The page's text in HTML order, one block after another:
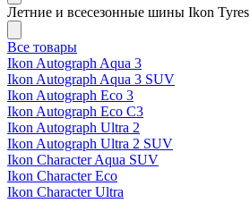
Летние и всесезонные шины Ikon Tyres
Все товары
Ikon Autograph Aqua 3
Ikon Autograph Aqua 3 SUV
Ikon Autograph Eco 3
Ikon Autograph Eco C3
Ikon Autograph Ultra 2
Ikon Autograph Ultra 2 SUV
Ikon Character Aqua SUV
Ikon Character Eco
Ikon Character Ultra